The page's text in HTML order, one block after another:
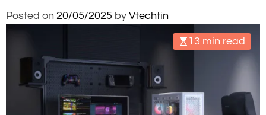
Posted on 20/05/2025 by Vtechtin
13 min read